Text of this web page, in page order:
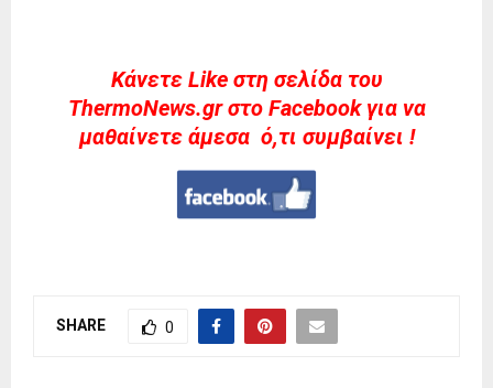
Kάνετε Like στη σελίδα του
ThermoNews.gr στο Facebook για να
μαθαίνετε άμεσα ό,τι συμβαίνει !
SHARE 0